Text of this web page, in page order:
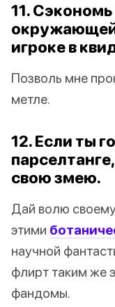
11.
окружающей
игроке в
Позволь мне
метле.
12. Если ты
свою змею.
Дай волю
этими
научной
флирт таким же
фандомы.